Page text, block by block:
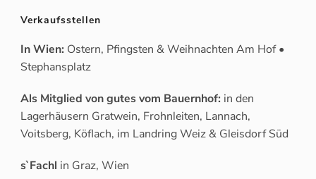
Verkaufsstellen
In Wien: Ostern, Pfingsten & Weihnachten Am Hof •
Stephansplatz
Als Mitglied von gutes vom Bauernhof: in den
Lagerhäusern Gratwein, Frohnleiten, Lannach,
Voitsberg, Köflach, im Landring Weiz & Gleisdorf Süd
s`Fachl in Graz, Wien